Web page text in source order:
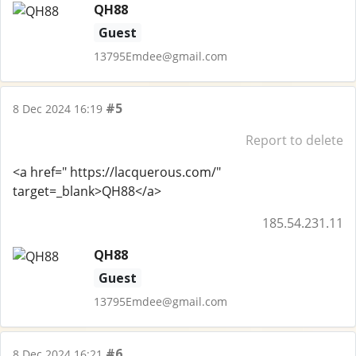
QH88
Guest
13795Emdee@gmail.com
8 Dec 2024 16:19 #5
Report to delete
<a href=" https://lacquerous.com/"
target=_blank>QH88</a>
185.54.231.11
QH88
Guest
13795Emdee@gmail.com